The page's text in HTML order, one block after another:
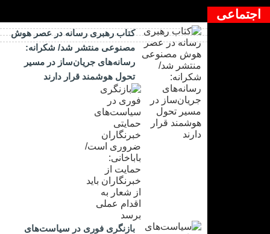
اجتماعی
کتاب رهبری رسانه در عصر هوش
مصنوعی منتشر شد/ شکرانه:
رسانه‌های جریان‌ساز در مسیر
تحول هوشمند قرار دارند
بازنگری فوری در سیاست‌های